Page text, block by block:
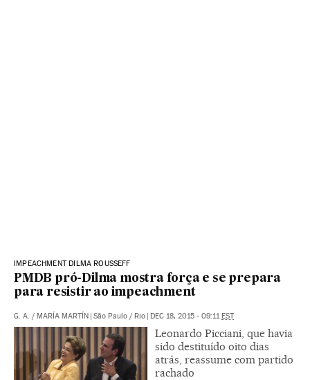
IMPEACHMENT DILMA ROUSSEFF
PMDB pró-Dilma mostra força e se prepara
para resistir ao impeachment
G. A. / MARÍA MARTÍN | São Paulo / Rio | DEC 18, 2015 - 09:11EST
Leonardo Picciani, que havia
sido destituído oito dias
atrás, reassume com partido
rachado